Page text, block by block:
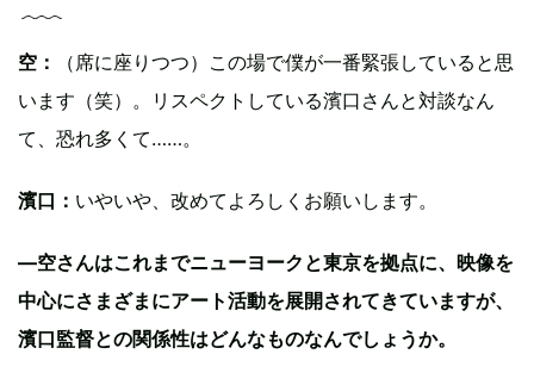
空：
（席に座りつつ）この場で僕が一番緊張していると思
います（笑）。リスペクトしている濱口さんと対談なん
て、恐れ多くて……。
濱口： いやいや、改めてよろしくお願いします。
―空さんはこれまでニューヨークと東京を拠点に、映像を
中心にさまざまにアート活動を展開されてきていますが、
濱口監督との関係性はどんなものなんでしょうか。